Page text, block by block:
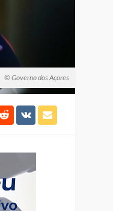
© Governo dos Açores